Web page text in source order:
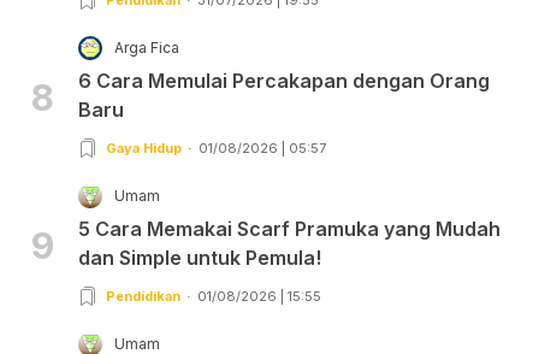
8
Arga Fica
6 Cara Memulai Percakapan dengan Orang
Baru
Gaya Hidup 01/08/2026 | 05:57
9
Umam
5 Cara Memakai Scarf Pramuka yang Mudah
dan Simple untuk Pemula!
Pendidikan 01/08/2026 | 15:55
Umam